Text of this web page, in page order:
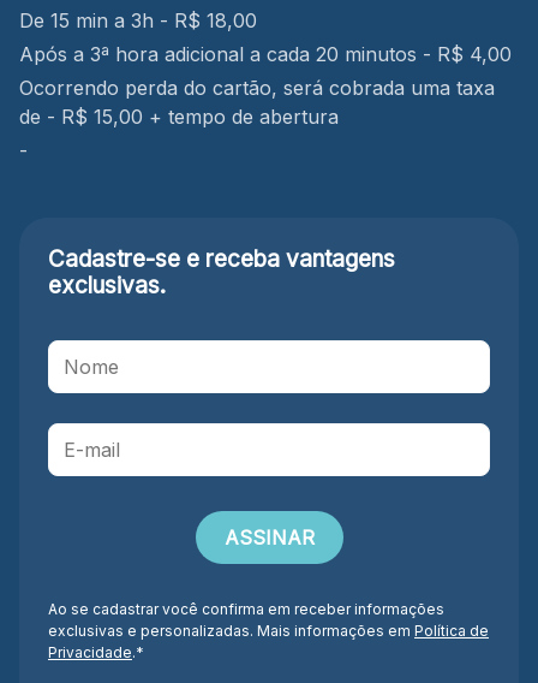
De 15 min a 3h - R$ 18,00
Após a 3ª hora adicional a cada 20 minutos - R$ 4,00
Ocorrendo perda do cartão, será cobrada uma taxa
de - R$ 15,00 + tempo de abertura
-
Cadastre-se e receba vantagens
exclusivas.
Ao se cadastrar você confirma em receber informações
exclusivas e personalizadas. Mais informações em Política de
Privacidade.*